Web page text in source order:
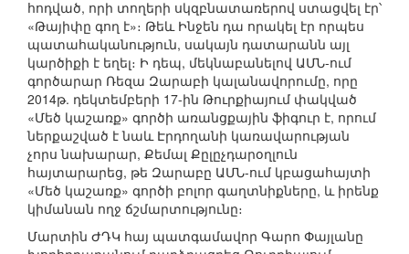
հոդված, որի տողերի սկզբնատառերով ստացվել էր՝
«Թայիփը գող է»։ Թեև Ինջեն դա որակել էր որպես
պատահականություն, սակայն դատարանն այլ
կարծիքի է եղել։ Ի դեպ, մեկնաբանելով ԱՄՆ-ում
գործարար Ռեզա Զարաբի կալանավորումը, որը
2014թ. դեկտեմբերի 17-ին Թուրքիայում փակված
«Մեծ կաշառք» գործի առանցքային ֆիգուր է, որում
ներքաշված է նաև Էրդողանի կառավարության
չորս նախարար, Քեմալ Քըլըչդարօղլուն
հայտարարեց, թե Զարաբը ԱՄՆ-ում կբացահայտի
«Մեծ կաշառք» գործի բոլոր գաղտնիքները, և իրենք
կիմանան ողջ ճշմարտությունը։
Մարտին ԺԴԿ հայ պատգամավոր Գարո Փայլանը